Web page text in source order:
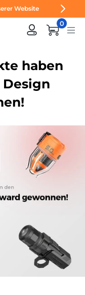
Website
0
haben
Design